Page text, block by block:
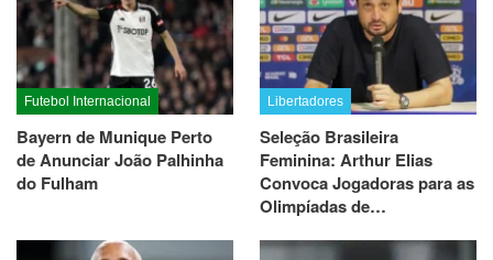
Futebol Internacional
Bayern de Munique Perto
de Anunciar João Palhinha
do Fulham
Libertadores
Seleção Brasileira
Feminina: Arthur Elias
Convoca Jogadoras para as
Olimpíadas de…